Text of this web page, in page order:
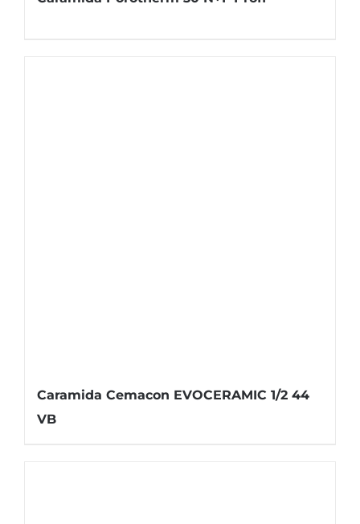
Caramida Cemacon EVOCERAMIC 1/2 44
VB